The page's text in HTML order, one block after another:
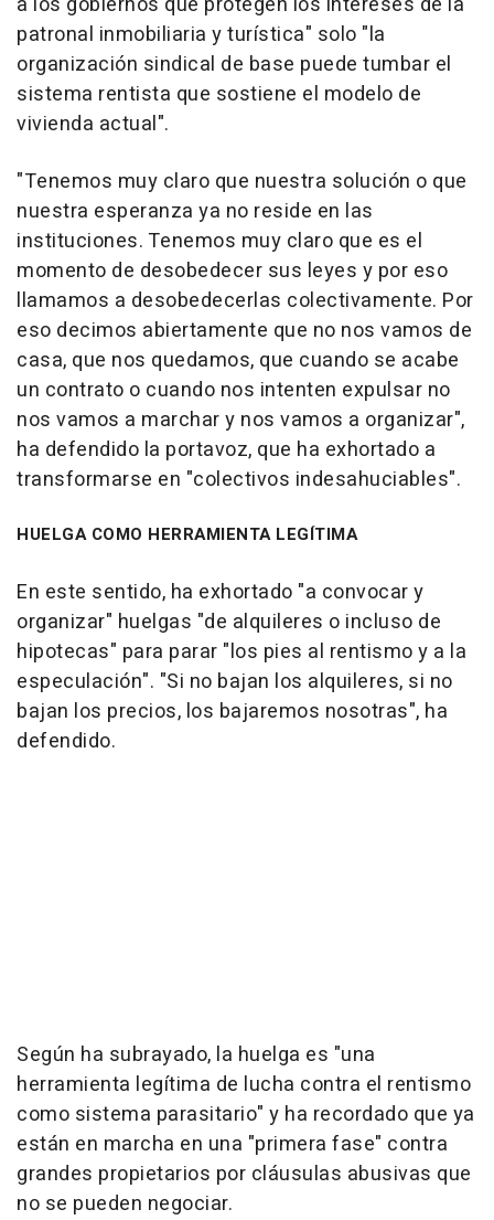
patronal inmobiliaria y turística" solo "la
organización sindical de base puede tumbar el
sistema rentista que sostiene el modelo de
vivienda actual".
"Tenemos muy claro que nuestra solución o que
nuestra esperanza ya no reside en las
instituciones. Tenemos muy claro que es el
momento de desobedecer sus leyes y por eso
llamamos a desobedecerlas colectivamente. Por
eso decimos abiertamente que no nos vamos de
casa, que nos quedamos, que cuando se acabe
un contrato o cuando nos intenten expulsar no
nos vamos a marchar y nos vamos a organizar",
ha defendido la portavoz, que ha exhortado a
transformarse en "colectivos indesahuciables".
HUELGA COMO HERRAMIENTA LEGÍTIMA
En este sentido, ha exhortado "a convocar y
organizar" huelgas "de alquileres o incluso de
hipotecas" para parar "los pies al rentismo y a la
especulación". "Si no bajan los alquileres, si no
bajan los precios, los bajaremos nosotras", ha
defendido.
Según ha subrayado, la huelga es "una
herramienta legítima de lucha contra el rentismo
como sistema parasitario" y ha recordado que ya
están en marcha en una "primera fase" contra
grandes propietarios por cláusulas abusivas que
no se pueden negociar.